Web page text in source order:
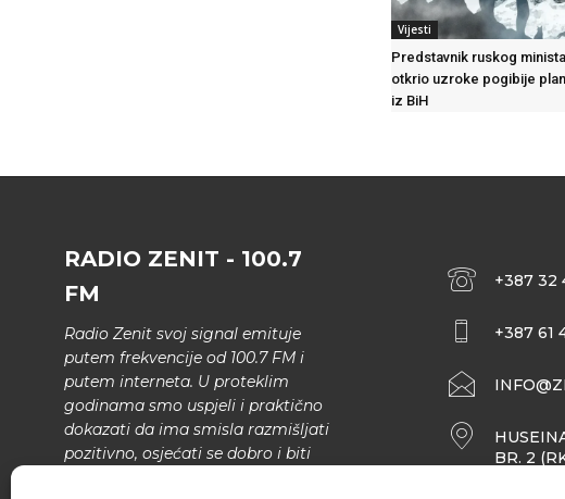
Vijesti
Predstavnik ruskog
otkrio uzroke pogibije
iz BiH
RADIO ZENIT - 100.7
FM
Radio Zenit svoj signal emituje
putem frekvencije od 100.7 FM i
putem interneta. U proteklim
godinama smo uspjeli i praktično
dokazati da ima smisla razmišljati
pozitivno, osjećati se dobro i biti
+387 32
+387 61
BR. 2